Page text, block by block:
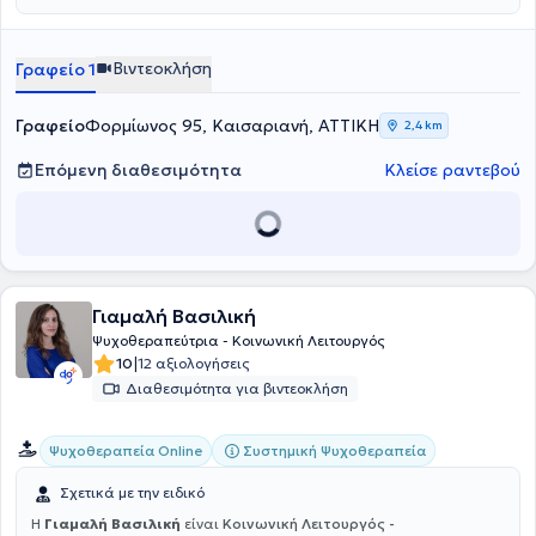
Γραφείο 1 Βιντεοκλήση
ΓραφείοΦορμίωνος 95, Καισαριανή, ΑΤΤΙΚΗ 2,4 km
Επόμενη διαθεσιμότητα Κλείσε ραντεβού
Γιαμαλή Βασιλική
Ψυχοθεραπεύτρια - Κοινωνική Λειτουργός
10|12 αξιολογήσεις
Διαθεσιμότητα για βιντεοκλήση
Ψυχοθεραπεία Online Συστημική Ψυχοθεραπεία
Σχετικά με την ειδικό
Η Γιαμαλή Βασιλική είναι Κοινωνική Λειτουργός -